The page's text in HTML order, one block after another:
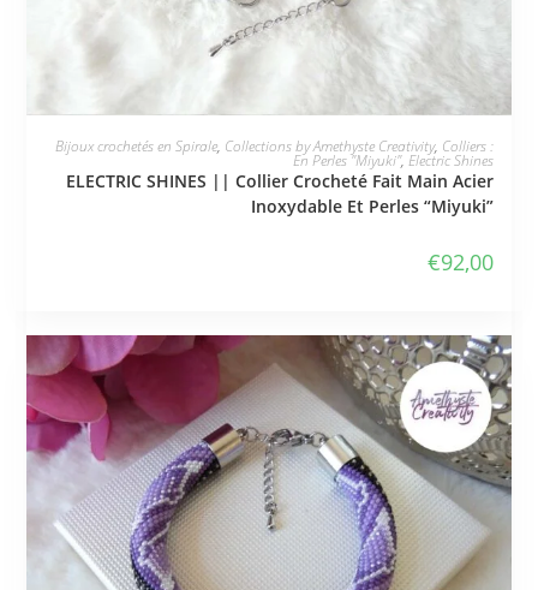
JE L'ADOPTE
Bijoux crochetés en Spirale, Collections by Amethyste Creativity, Colliers :
En Perles "Miyuki", Electric Shines
ELECTRIC SHINES || Collier Crocheté Fait Main Acier
Inoxydable Et Perles “Miyuki”
€92,00